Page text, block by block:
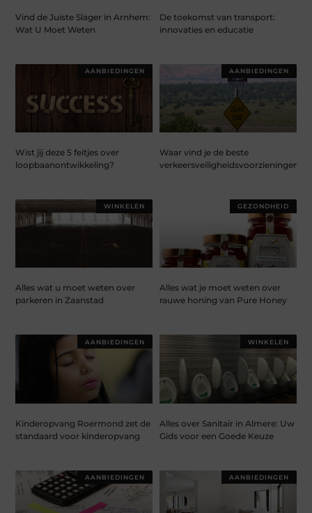
Vind de Juiste Slager in Arnhem:
Wat U Moet Weten
De toekomst van transport:
innovaties en educatie
AANBIEDINGEN
Wist jij deze 5 feitjes over
loopbaanontwikkeling?
AANBIEDINGEN
Waar vind je de beste
verkeersveiligheidsvoorzieningen?
WINKELEN
Alles wat u moet weten over
parkeren in Zaanstad
GEZONDHEID
Alles wat je moet weten over
rauwe honing van Pure Honey
AANBIEDINGEN
Kinderopvang Roermond zet de
standaard voor kinderopvang
WINKELEN
Alles over Sanitair in Almere: Uw
Gids voor een Goede Keuze
AANBIEDINGEN AANBIEDINGEN